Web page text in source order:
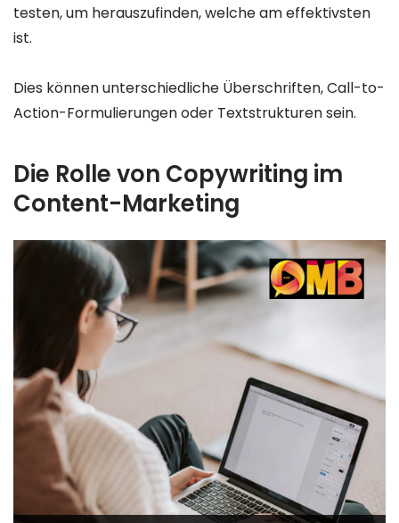
testen, um herauszufinden, welche am effektivsten
ist.
Dies können unterschiedliche Überschriften, Call-to-
Action-Formulierungen oder Textstrukturen sein.
Die Rolle von Copywriting im
Content-Marketing